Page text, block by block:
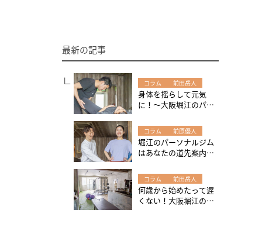
最新の記事
コラム 前田岳人
身体を揺らして元気
に！～大阪堀江のパー
身体の調子を整えまし
ょう！
コラム 前原優人
堀江のパーソナルジム
はあなたの道先案内人
を始める時は現在地の
把握から始めてみよ
う！
コラム 前田岳人
何歳から始めたって遅
くない！大阪堀江のパ